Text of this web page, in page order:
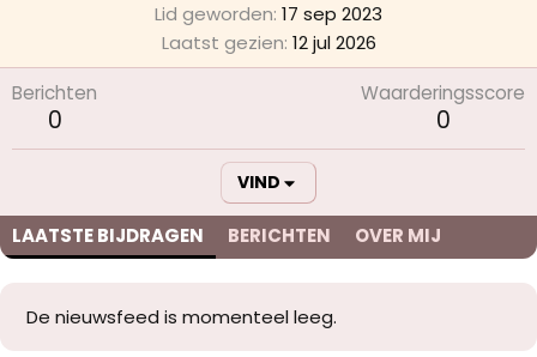
Lid geworden 17 sep 2023
Laatst gezien 12 jul 2026
Berichten
0
Waarderingsscore
0
VIND
LAATSTE BIJDRAGEN BERICHTEN OVER MIJ
De nieuwsfeed is momenteel leeg.